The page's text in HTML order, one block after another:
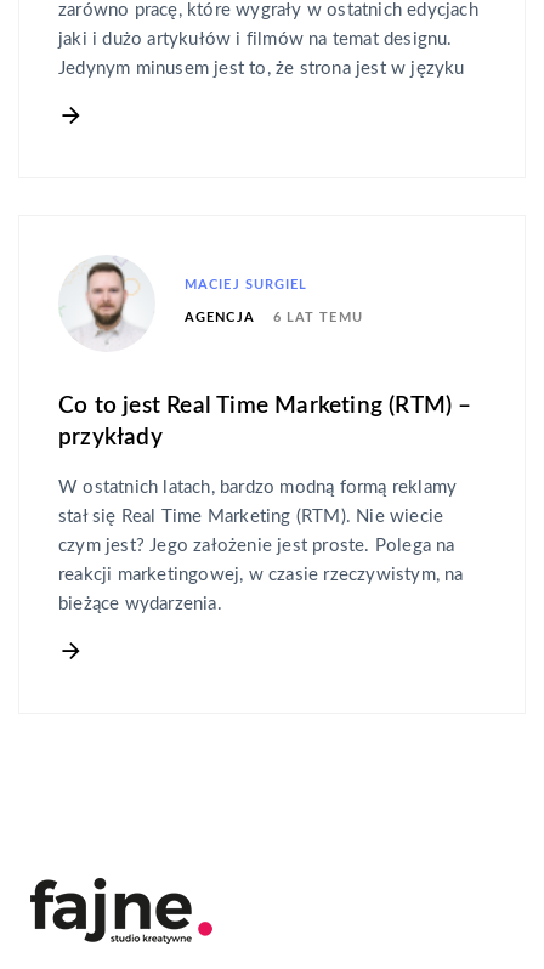
zarówno pracę, które wygrały w ostatnich edycjach
jaki i dużo artykułów i filmów na temat designu.
Jedynym minusem jest to, że strona jest w języku
MACIEJ SURGIEL
AGENCJA 6 LAT TEMU
Co to jest Real Time Marketing (RTM) –
przykłady
W ostatnich latach, bardzo modną formą reklamy
stał się Real Time Marketing (RTM). Nie wiecie
czym jest? Jego założenie jest proste. Polega na
reakcji marketingowej, w czasie rzeczywistym, na
bieżące wydarzenia.